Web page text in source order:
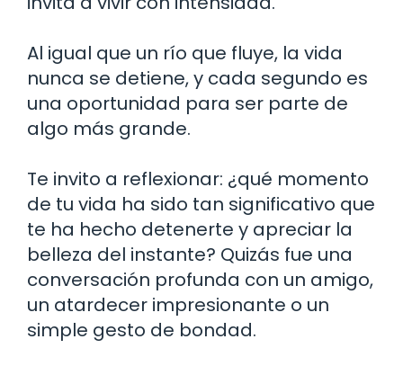
Al igual que un río que fluye, la vida
nunca se detiene, y cada segundo es
una oportunidad para ser parte de
algo más grande.
Te invito a reflexionar: ¿qué momento
de tu vida ha sido tan significativo que
te ha hecho detenerte y apreciar la
belleza del instante? Quizás fue una
conversación profunda con un amigo,
un atardecer impresionante o un
simple gesto de bondad.